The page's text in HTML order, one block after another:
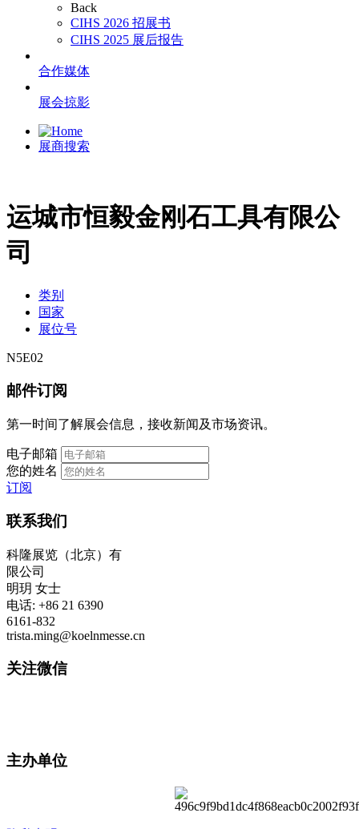
Back
CIHS 2026 招展书
CIHS 2025 展后报告
合作媒体
展会掠影
展商搜索
运城市恒毅金刚石工具有限公
司
类别
国家
展位号
N5E02
邮件订阅
第一时间了解展会信息，接收新闻及市场资讯。
电子邮箱
您的姓名
订阅
联系我们
科隆展览（北京）有
限公司
明玥 女士
电话: +86 21 6390
6161-832
trista.ming@koelnmesse.cn
关注微信
主办单位